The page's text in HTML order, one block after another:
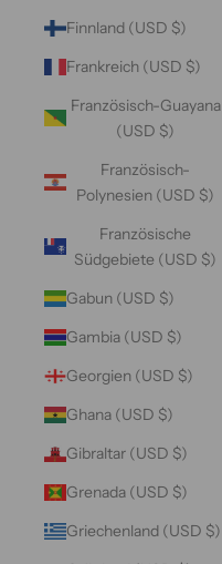
Finnland (USD $)
Frankreich (USD $)
Französisch-Guayana
(USD $)
Französisch-
Polynesien (USD $)
Französische
Südgebiete (USD $)
Gabun (USD $)
Gambia (USD $)
Georgien (USD $)
Ghana (USD $)
Gibraltar (USD $)
Grenada (USD $)
Griechenland (USD $)